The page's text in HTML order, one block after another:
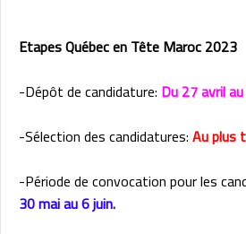
Etapes Québec en Tête Maroc 2023
-Dépôt de candidature: Du 27 avril
-Sélection des candidatures:Au plus
-Période de convocation pour les
30 mai au 6 juin.